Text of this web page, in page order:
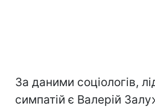
За даними соціологів,
симпатій є Валерій